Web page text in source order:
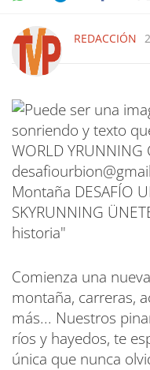
REDACCIÓN
Comienza una
montaña, carreras,
más... Nuestros
ríos y hayedos, te
única que nunca